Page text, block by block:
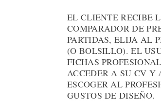
EL CLIENTE RECIBE
COMPARADOR DE
PARTIDAS, ELIJA AL
(O BOLSILLO). EL
FICHAS
ACCEDER A SU CV Y
ESCOGER AL
GUSTOS DE DISEÑO.